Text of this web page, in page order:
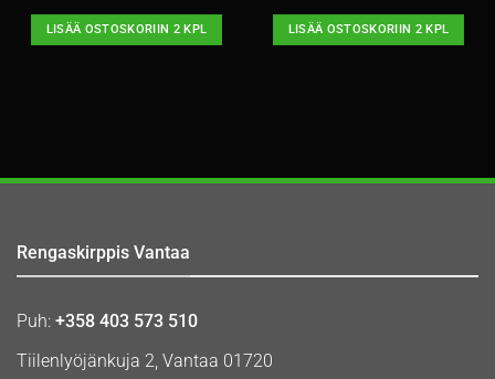
LISÄÄ OSTOSKORIIN 2 KPL LISÄÄ OSTOSKORIIN 2 KPL
Rengaskirppis Vantaa
Puh: +358 403 573 510
Tiilenlyöjänkuja 2, Vantaa 01720